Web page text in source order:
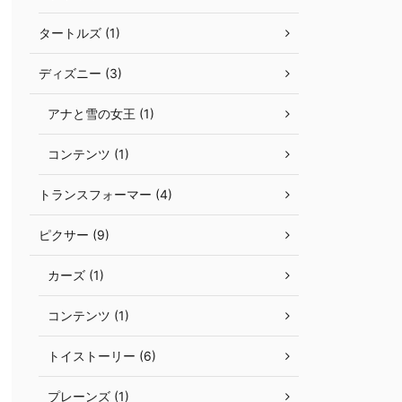
タートルズ (1)
ディズニー (3)
アナと雪の女王 (1)
コンテンツ (1)
トランスフォーマー (4)
ピクサー (9)
カーズ (1)
コンテンツ (1)
トイストーリー (6)
プレーンズ (1)